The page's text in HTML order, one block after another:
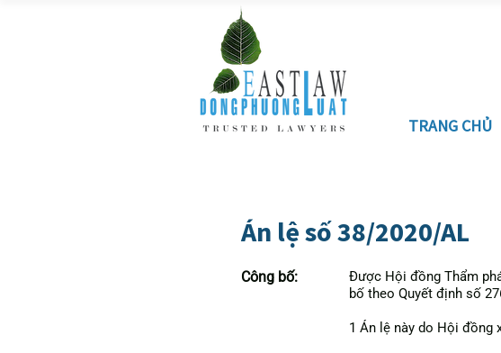
TRANG CHỦ
Án lệ số 38/2020/AL
Công bố:
Được Hội đồng Thẩm
bố theo Quyết định số
1 Án lệ này do Hội đồng